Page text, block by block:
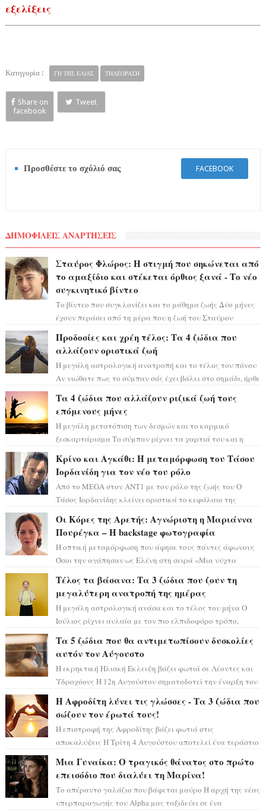
εξελίξεις
Κατηγορία : ΓΗ ΤΗΣ ΕΛΙΑΣ ΤΗΛΕΟΡΑΣΗ
Share on
facebook
Tweet
Προσθέστε το σχόλιό σας FACEBOOK
ΔΗΜΟΦΙΛΕΙΣ ΑΝΑΡΤΗΣΕΙΣ
Σταύρος Φλώρος: Η στιγμή που σηκώνεται από
το αμαξίδιο και στέκεται όρθιος ξανά - Το νέο
συγκινητικό βίντεο
Το βίντεο που συγκλονίζει και το μάθημα ζωής Δύο μήνες
έχουν περάσει από τη μέρα που η ζωή του Σταύρου
Προδοσίες και χρέη τέλος: Τα 4 ζώδια που
αλλάζουν οριστικά ζωή
Η μεγάλη αστρολογική ανατροπή και το τέλος του πόνου
Αν νιώθατε πως το σύμπαν σάς έχει βάλει στο σημάδι, ήρθε
Τα 4 ζώδια που αλλάζουν ριζικά ζωή τους
επόμενους μήνες
Η μεγάλη μετατόπιση των δεσμών και το καρμικό
ξεσκαρτάρισμα Το σύμπαν ρίχνει τα χαρτιά του και η
Κρίνο και Αγκάθι: Η μεταμόρφωση του Τάσου
Ιορδανίδη για τον νέο του ρόλο
Από το MEGA στον ΑΝΤ1 με τον ρόλο της ζωής του Ο
Τάσος Ιορδανίδης κλείνει οριστικά το κεφάλαιο της
Οι Κόρες της Αρετής: Αγνώριστη η Μαριάννα
Πουρέγκα – H backstage φωτογραφία
Η οπτική μεταμόρφωση που άφησε τους πάντες άφωνους
Όσοι την αγάπησαν ως Ελένη στη σειρά «Μια νύχτα
Τέλος τα βάσανα: Τα 3 ζώδια που ζουν τη
μεγαλύτερη ανατροπή της ημέρας
Η μεγάλη αστρολογική ανάσα και το τέλος του μήνα Ο
Ιούλιος ρίχνει αυλαία με τον πιο ελπιδοφόρο τρόπο,
Τα 5 ζώδια που θα αντιμετωπίσουν δυσκολίες
αυτόν τον Αύγουστο
Η εκρηκτική Ηλιακή Έκλειψη βάζει φωτιά σε Λέοντες και
Υδροχόους Η 12η Αυγούστου σηματοδοτεί την έναρξη του
Η Αφροδίτη λύνει τις γλώσσες - Τα 3 ζώδια που
σώζουν τον έρωτά τους!
Η επιστροφή της Αφροδίτης βάζει φωτιά στις
αποκαλύψεις Η Τρίτη 4 Αυγούστου αποτελεί ένα τεράστιο
Μια Γυναίκα: Ο τραγικός θάνατος στο πρώτο
επεισόδιο που διαλύει τη Μαρίνα!
Το απέραντο γαλάζιο που βάφεται μαύρο Η αρχή της νέας
υπερπαραγωγής του Alpha μας ταξιδεύει σε ένα